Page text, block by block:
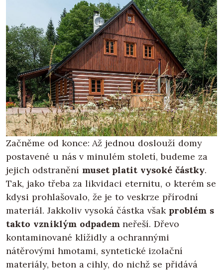
Začněme od konce: Až jednou doslouží domy
postavené u nás v minulém století, budeme za
jejich odstranění muset platit vysoké částky.
Tak, jako třeba za likvidaci eternitu, o kterém se
kdysi prohlašovalo, že je to veskrze přírodní
materiál. Jakkoliv vysoká částka však problém s
takto vzniklým odpademneřeší. Dřevo
kontaminované klížidly a ochrannými
nátěrovými hmotami, syntetické izolační
materiály, beton a cihly, do nichž se přidává